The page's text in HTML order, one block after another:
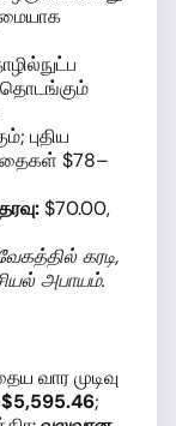
தொடங்கும்
புதிய
$78–
$70.00,
கரடி,
அபாயம்.
வார முடிவு
;